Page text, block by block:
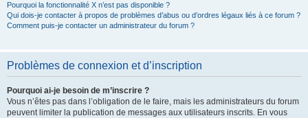
Pourquoi la fonctionnalité X n’est pas disponible ?
Qui dois-je contacter à propos de problèmes d’abus ou d’ordres légaux liés à ce forum ?
Comment puis-je contacter un administrateur du forum ?
Problèmes de connexion et d’inscription
Pourquoi ai-je besoin de m’inscrire ?
Vous n’êtes pas dans l’obligation de le faire, mais les administrateurs du forum
peuvent limiter la publication de messages aux utilisateurs inscrits. En vous